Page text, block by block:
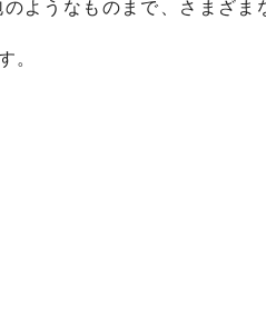
ようなものまで、さまざま
。